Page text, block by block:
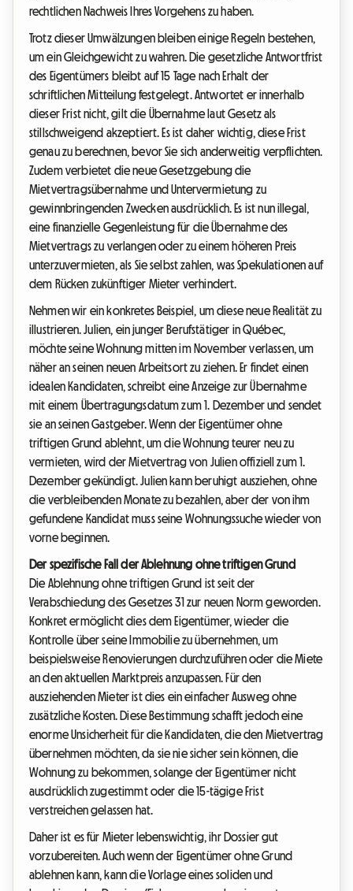
rechtlichen Nachweis Ihres Vorgehens zu haben.
Trotz dieser Umwälzungen bleiben einige Regeln bestehen,
um ein Gleichgewicht zu wahren. Die gesetzliche Antwortfrist
des Eigentümers bleibt auf 15 Tage nach Erhalt der
schriftlichen Mitteilung festgelegt. Antwortet er innerhalb
dieser Frist nicht, gilt die Übernahme laut Gesetz als
stillschweigend akzeptiert. Es ist daher wichtig, diese Frist
genau zu berechnen, bevor Sie sich anderweitig verpflichten.
Zudem verbietet die neue Gesetzgebung die
Mietvertragsübernahme und Untervermietung zu
gewinnbringenden Zwecken ausdrücklich. Es ist nun illegal,
eine finanzielle Gegenleistung für die Übernahme des
Mietvertrags zu verlangen oder zu einem höheren Preis
unterzuvermieten, als Sie selbst zahlen, was Spekulationen auf
dem Rücken zukünftiger Mieter verhindert.
Nehmen wir ein konkretes Beispiel, um diese neue Realität zu
illustrieren. Julien, ein junger Berufstätiger in Québec,
möchte seine Wohnung mitten im November verlassen, um
näher an seinen neuen Arbeitsort zu ziehen. Er findet einen
idealen Kandidaten, schreibt eine Anzeige zur Übernahme
mit einem Übertragungsdatum zum 1. Dezember und sendet
sie an seinen Gastgeber. Wenn der Eigentümer ohne
triftigen Grund ablehnt, um die Wohnung teurer neu zu
vermieten, wird der Mietvertrag von Julien offiziell zum 1.
Dezember gekündigt. Julien kann beruhigt ausziehen, ohne
die verbleibenden Monate zu bezahlen, aber der von ihm
gefundene Kandidat muss seine Wohnungssuche wieder von
vorne beginnen.
Der spezifische Fall der Ablehnung ohne triftigen Grund
Die Ablehnung ohne triftigen Grund ist seit der
Verabschiedung des Gesetzes 31 zur neuen Norm geworden.
Konkret ermöglicht dies dem Eigentümer, wieder die
Kontrolle über seine Immobilie zu übernehmen, um
beispielsweise Renovierungen durchzuführen oder die Miete
an den aktuellen Marktpreis anzupassen. Für den
ausziehenden Mieter ist dies ein einfacher Ausweg ohne
zusätzliche Kosten. Diese Bestimmung schafft jedoch eine
enorme Unsicherheit für die Kandidaten, die den Mietvertrag
übernehmen möchten, da sie nie sicher sein können, die
Wohnung zu bekommen, solange der Eigentümer nicht
ausdrücklich zugestimmt oder die 15-tägige Frist
verstreichen gelassen hat.
Daher ist es für Mieter lebenswichtig, ihr Dossier gut
vorzubereiten. Auch wenn der Eigentümer ohne Grund
ablehnen kann, kann die Vorlage eines soliden und